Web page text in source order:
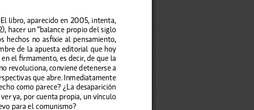
libro, aparecido en 2005, intenta,
hacer un “balance propio del siglo
no asfixie al pensamiento,
de la apuesta editorial que hoy
el firmamento, es decir, de que la
revoluciona, conviene detenerse a
que abre . Inmediatamente
como parece? ¿La desaparición
ver ya, por cuenta propia, un vínculo
para el comunismo?